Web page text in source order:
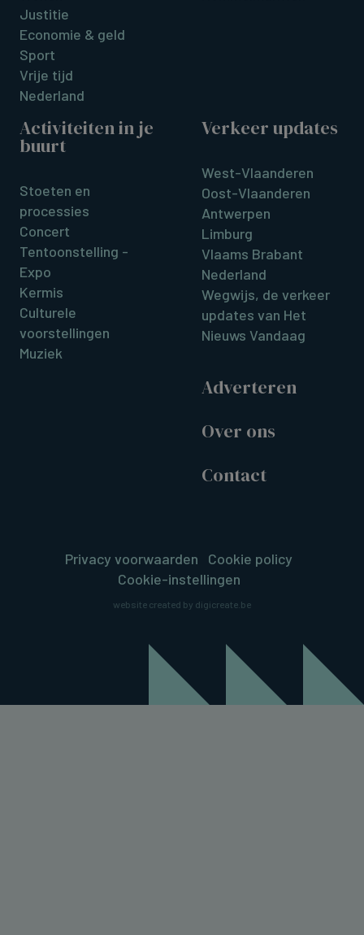
Justitie
Economie & geld
Sport
Vrije tijd
Nederland
Activiteiten in je
buurt
Stoeten en
processies
Concert
Tentoonstelling -
Expo
Kermis
Culturele
voorstellingen
Muziek
Verkeer updates
West-Vlaanderen
Oost-Vlaanderen
Antwerpen
Limburg
Vlaams Brabant
Nederland
Wegwijs, de verkeer
updates van Het
Nieuws Vandaag
Adverteren
Over ons
Contact
Privacy voorwaarden
Cookie policy
Cookie-instellingen
website created by digicreate.be